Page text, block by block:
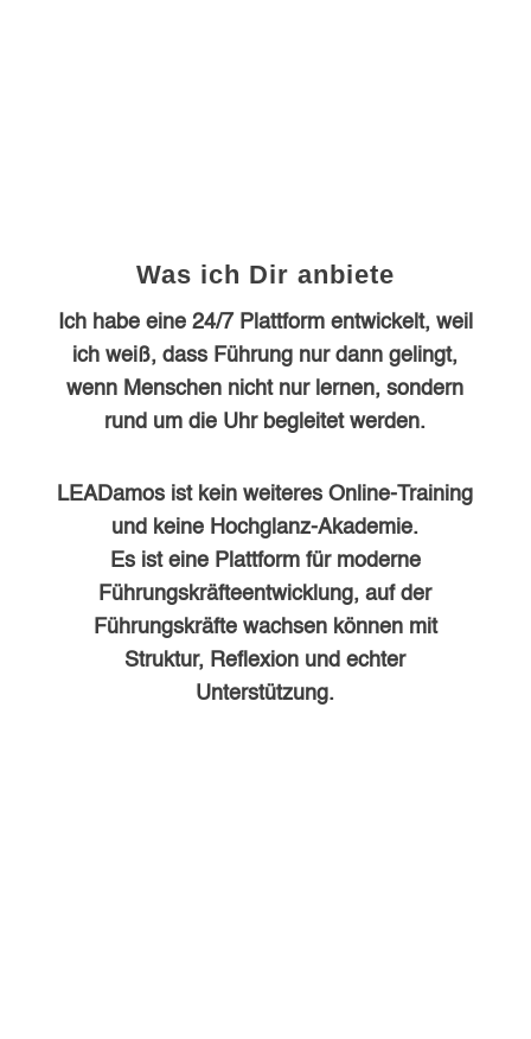
Was ich Dir anbiete
Ich habe eine 24/7 Plattform entwickelt, weil
ich weiß, dass Führung nur dann gelingt,
wenn Menschen nicht nur lernen, sondern
rund um die Uhr begleitet werden.
LEADamos ist kein weiteres Online-Training
und keine Hochglanz-Akademie.
Es ist eine Plattform für moderne
Führungskräfteentwicklung, auf der
Führungskräfte wachsen können mit
Struktur, Reflexion und echter
Unterstützung.